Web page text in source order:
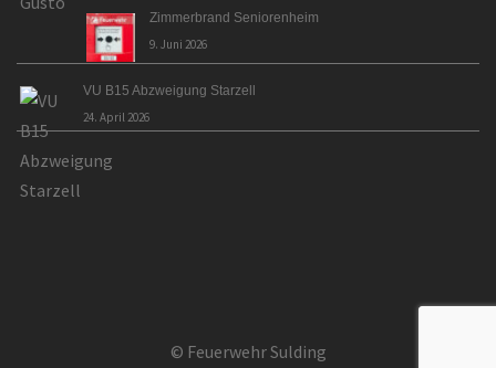
Zimmerbrand Seniorenheim
9. Juni 2026
VU B15 Abzweigung Starzell
24. April 2026
© Feuerwehr Sulding